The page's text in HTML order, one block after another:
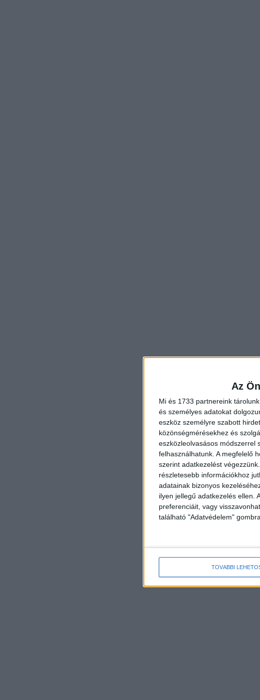
Az
Mi és 1733 partnereink
és személyes adatokat
eszköz személyre szabott
közönségmérésekhez és
eszközleolvasásos módszerrel
felhasználhatunk. A megfelelő
szerint adatkezelést
részletesebb információkhoz
adatainak bizonyos
ilyen jellegű adatkezelés ellen.
preferenciáit, vagy
található "Adatvédelem"
TOVÁBBI